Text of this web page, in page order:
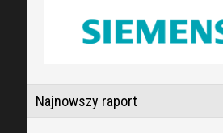
Najnowszy raport